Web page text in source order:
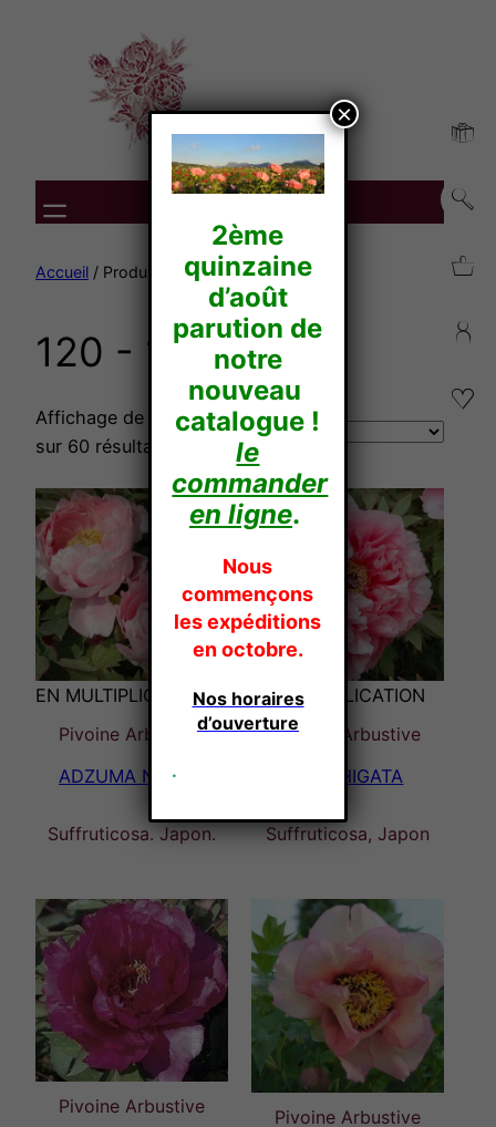
Accueil / Produit Hauteur / 120 - 150
120 - 150
Affichage de 1–27
sur 60 résultats
EN MULTIPLICATION
Pivoine Arbustive
ADZUMA NISHIKI
Suffruticosa. Japon.
EN MULTIPLICATION
Pivoine Arbustive
AKASHIGATA
Suffruticosa, Japon
Pivoine Arbustive
Pivoine Arbustive
2ème
quinzaine
d’août
parution de
notre
nouveau
catalogue !
le
commander
en ligne.
Nous
commençons
les expéditions
en octobre.
Nos horaires
d’ouverture
.
×